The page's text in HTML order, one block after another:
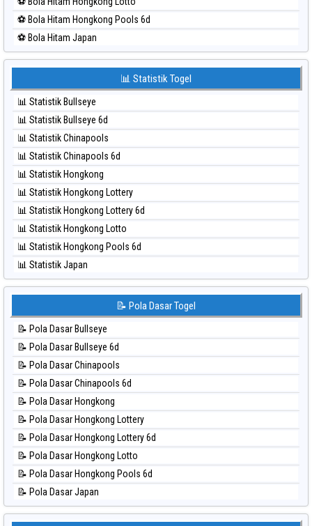
⚽ Bola Merah Sydney Lottery
⚽ Bola Merah Sydney Lottery 6d
⚽ Bola Merah Sydney Lotto
⚽ Bola Merah Taiwan
⚽ Bola Hitam Hongkong Pools 6d
⚽ Bola Hitam Japan
⚽ Bola Hitam Japan 6d
⚽ Bola Hitam Kuda Lari
⚽ Bola Hitam Magnum Cambodia
⚽ Bola Hitam Nagoya
⚽ Bola Hitam North Carolina Day
⚽ Bola Hitam Pcso
⚽ Bola Hitam Sao Paulo
⚽ Bola Hitam Singapore
⚽ Bola Hitam Sydney
⚽ Bola Hitam Sydney Lottery
⚽ Bola Hitam Sydney Lottery 6d
⚽ Bola Hitam Sydney Lotto
⚽ Bola Hitam Taiwan
📊 Statistik Togel
📊 Statistik Bullseye
📊 Statistik Bullseye 6d
📊 Statistik Chinapools
📊 Statistik Chinapools 6d
📊 Statistik Hongkong
📊 Statistik Hongkong Lottery
📊 Statistik Hongkong Lottery 6d
📊 Statistik Hongkong Lotto
📊 Statistik Hongkong Pools 6d
📊 Statistik Japan
📊 Statistik Japan 6d
📊 Statistik Kuda Lari
📊 Statistik Magnum Cambodia
📊 Statistik Nagoya
📊 Statistik New York Midday
📊 Statistik North Carolina Day
📊 Statistik Pcso
📊 Statistik Pennsylvania Day
📊 Statistik Sao Paulo
📊 Statistik Singapore
📊 Statistik Sydney
📊 Statistik Sydney Lottery
📝 Pola Dasar Togel
📝 Pola Dasar Bullseye
📝 Pola Dasar Bullseye 6d
📝 Pola Dasar Chinapools
📝 Pola Dasar Chinapools 6d
📝 Pola Dasar Hongkong
📝 Pola Dasar Hongkong Lottery
📝 Pola Dasar Hongkong Lottery 6d
📝 Pola Dasar Hongkong Lotto
📝 Pola Dasar Hongkong Pools 6d
📝 Pola Dasar Japan
📝 Pola Dasar Japan 6d